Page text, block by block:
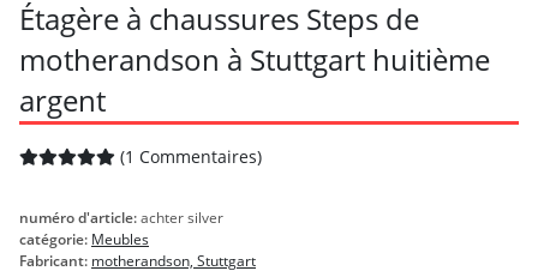
Étagère à chaussures Steps de
motherandson à Stuttgart huitième
argent
(1 Commentaires)
numéro d'article:achter silver
catégorie: Meubles
Fabricant: motherandson, Stuttgart